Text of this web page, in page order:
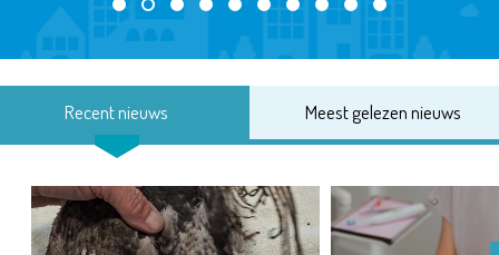
Recent nieuws Meest gelezen nieuws